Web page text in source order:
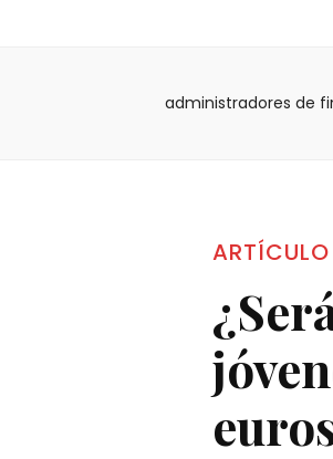
administradores de
ARTÍCULO